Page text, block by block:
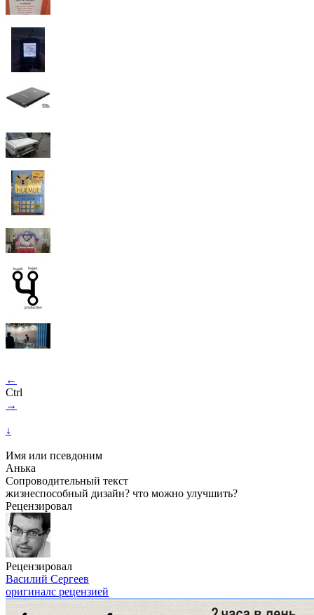
←
Ctrl
→
↓
Имя или псевдоним
Анька
Сопроводительный текст
жизнеспособный дизайн? что можно улучшить?
Рецензировал
Рецензировал
Василий Сергеев
оригиналс рецензией